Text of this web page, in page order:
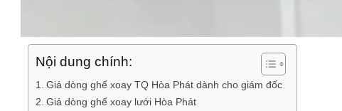
Nội dung chính:
Giá dòng ghế xoay TQ Hòa Phát dành cho giám đốc
Giá dòng ghế xoay lưới Hòa Phát